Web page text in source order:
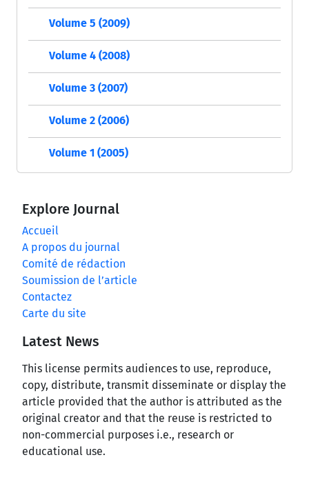
Volume 5 (2009)
Volume 4 (2008)
Volume 3 (2007)
Volume 2 (2006)
Volume 1 (2005)
Explore Journal
Accueil
A propos du journal
Comité de rédaction
Soumission de l’article
Contactez
Carte du site
Latest News
This license permits audiences to use, reproduce,
copy, distribute, transmit disseminate or display the
article provided that the author is attributed as the
original creator and that the reuse is restricted to
non-commercial purposes i.e., research or
educational use.